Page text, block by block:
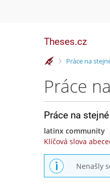
Theses.cz
>Práce na
Práce
Práce na
latinx community
Klíčová slova
Nenašly